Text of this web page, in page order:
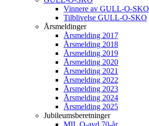
Vinnere av GULL-O-SKO
Tilblivelse GULL-O-SKO
Årsmeldinger
Årsmelding 2017
Årsmelding 2018
Årsmelding 2019
Årsmelding 2020
Årsmelding 2021
Årsmelding 2022
Årsmelding 2023
Årsmelding 2024
Årsmelding 2025
Jubileumsberetninger
MIL O-avd 70-år